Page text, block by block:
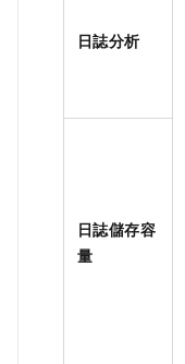
日誌分析
日誌儲存容
量